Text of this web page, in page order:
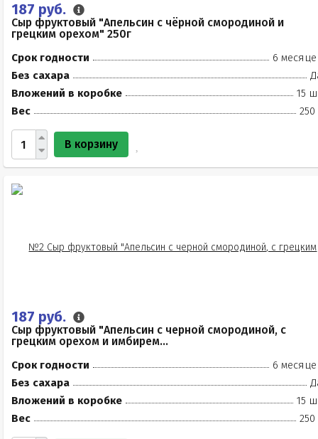
187 руб.
Сыр фруктовый "Апельсин с чёрной смородиной и
грецким орехом" 250г
Срок годности
6
Без сахара
Вложений в коробке
15
Вес
250
В корзину
187 руб.
Сыр фруктовый "Апельсин с черной смородиной, с
грецким орехом и имбирем...
Срок годности
6
Без сахара
Вложений в коробке
15
Вес
250